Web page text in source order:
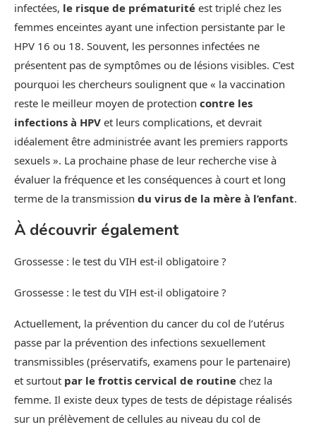
infectées, le risque de prématurité est triplé chez les
femmes enceintes ayant une infection persistante par le
HPV 16 ou 18. Souvent, les personnes infectées ne
présentent pas de symptômes ou de lésions visibles. C’est
pourquoi les chercheurs soulignent que « la vaccination
reste le meilleur moyen de protection contre les
infections à HPV et leurs complications, et devrait
idéalement être administrée avant les premiers rapports
sexuels ». La prochaine phase de leur recherche vise à
évaluer la fréquence et les conséquences à court et long
terme de la transmission du virus de la mère à l’enfant.
À découvrir également
Grossesse : le test du VIH est-il obligatoire ?
Grossesse : le test du VIH est-il obligatoire ?
Actuellement, la prévention du cancer du col de l’utérus
passe par la prévention des infections sexuellement
transmissibles (préservatifs, examens pour le partenaire)
et surtout par le frottis cervical de routine chez la
femme. Il existe deux types de tests de dépistage réalisés
sur un prélèvement de cellules au niveau du col de